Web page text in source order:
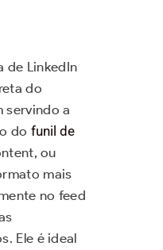
de LinkedIn
do
servindo a
do funil de
ou
mais
no feed
Ele é ideal